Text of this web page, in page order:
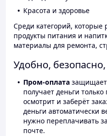
Красота и здоровье
Среди категорий, которые
продукты питания и
материалы для ремонта,
Удобно,
Пром-оплата защищает
получает деньги только
осмотрит и заберёт
деньги автоматически
нужно переплачивать
почте.